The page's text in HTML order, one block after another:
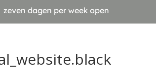
zeven dagen per week open